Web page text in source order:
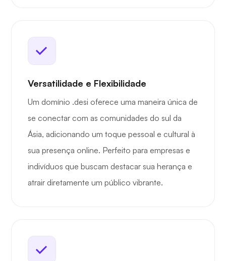
Versatilidade e Flexibilidade
Um domínio .desi oferece uma maneira única de
se conectar com as comunidades do sul da
Ásia, adicionando um toque pessoal e cultural à
sua presença online. Perfeito para empresas e
indivíduos que buscam destacar sua herança e
atrair diretamente um público vibrante.